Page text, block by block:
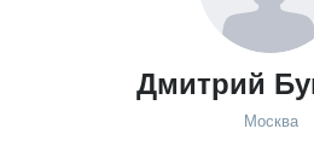
Дмитрий
Москва